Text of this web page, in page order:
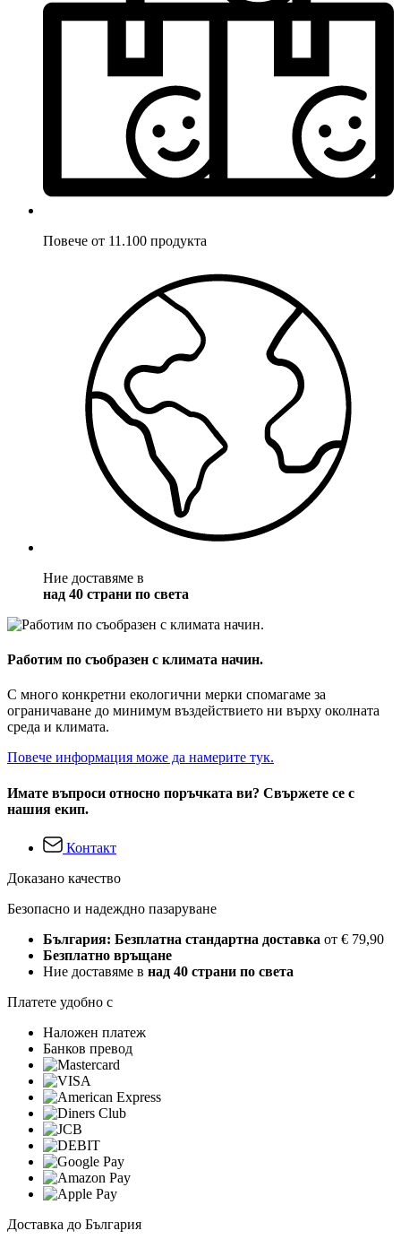
Повече от 11.100 продукта
Ние доставяме в
над 40 страни по света
Работим по съобразен с климата начин.
С много конкретни екологични мерки спомагаме за
ограничаване до минимум въздействието ни върху околната
среда и климата.
Повече информация може да намерите тук.
Имате въпроси относно поръчката ви? Свържете се с
нашия екип.
Контакт
Доказано качество
Безопасно и надеждно пазаруване
България: Безплатна стандартна доставка от € 79,90
Безплатно връщане
Ние доставяме в над 40 страни по света
Платете удобно с
Наложен платеж
Банков превод
Доставка до България